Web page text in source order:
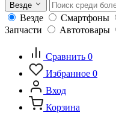
Везде
Везде Смартфоны
Запчасти
Автотовары
Сравнить 0
Избранное 0
Вход
Корзина